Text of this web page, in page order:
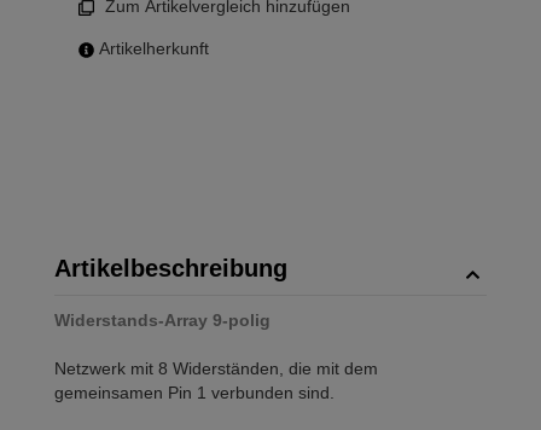
Zum Artikelvergleich hinzufügen
Artikelherkunft
Artikelbeschreibung
Widerstands-Array 9-polig
Netzwerk mit 8 Widerständen, die mit dem
gemeinsamen Pin 1 verbunden sind.